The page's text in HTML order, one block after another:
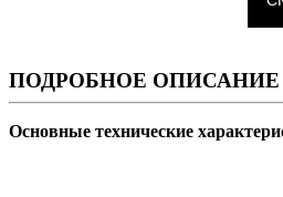
ПОДРОБНОЕ ОПИСАНИЕ
Основные технические